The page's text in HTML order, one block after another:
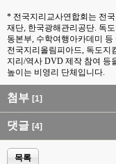
* 전국지리교사연합회는 전
재단, 한국광해관리공단. 독
동본부, 수학여행아카데미
전국지리올림피아드, 독도지
지리/역사 DVD 제작 참여 등
높이는 비영리 단체입니다.
첨부 [1]
댓글 [4]
목록